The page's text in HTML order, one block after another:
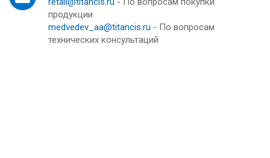
продукции
medvedev_aa@titancis.ru - По вопросам
технических консультаций